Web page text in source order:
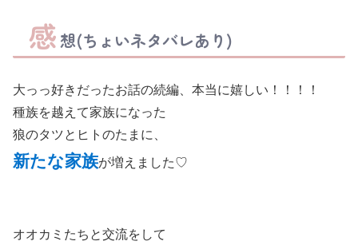
感想(ちょいネタバレあり)
大っっ好きだったお話の続編、本当に嬉しい！！！！
種族を越えて家族になった
狼のタツとヒトのたまに、
新たな家族が増えました♡
オオカミたちと交流をして